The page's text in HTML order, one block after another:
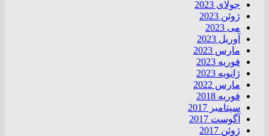
جولای 2023
ژوئن 2023
می 2023
آوریل 2023
مارس 2023
فوریه 2023
ژانویه 2023
مارس 2022
فوریه 2018
سپتامبر 2017
آگوست 2017
ژوئن 2017